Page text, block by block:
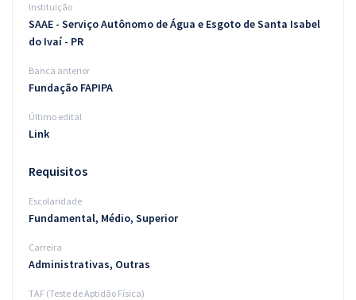
Aprovados
Instituição
SAAE - Serviço Autônomo de Água e Esgoto de Santa Isabel
do Ivaí - PR
Banca anterior
Fundação FAPIPA
Último edital
Link
Requisitos
Escolaridade
Fundamental, Médio, Superior
Carreira
Administrativas, Outras
TAF (Teste de Aptidão Física)